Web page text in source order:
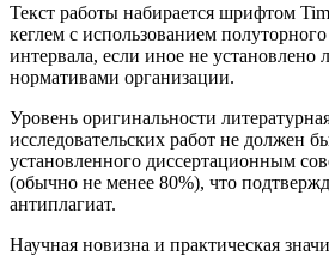
Текст работы набирается шрифтом
кеглем с использованием
интервала, если иное не установлено
нормативами организации.
Уровень оригинальности
исследовательских работ не должен
установленного диссертационным
(обычно не менее 80%), что
антиплагиат.
Научная новизна и практическая